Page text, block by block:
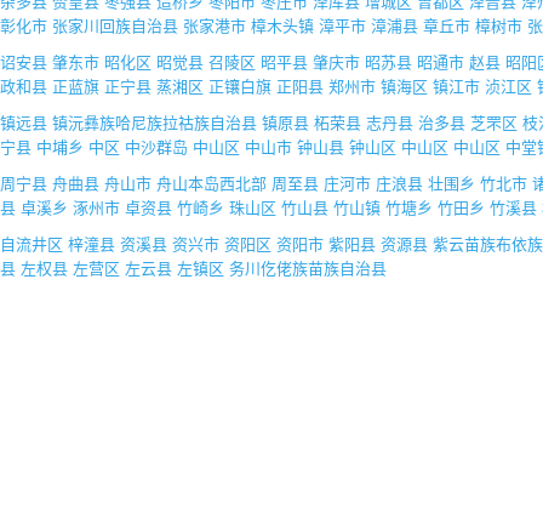
彰化市 张家川回族自治县 张家港市 樟木头镇 漳平市 漳浦县 章丘市 樟树市
诏安县 肇东市 昭化区 昭觉县 召陵区 昭平县 肇庆市 昭苏县 昭通市 赵县 昭阳
政和县 正蓝旗 正宁县 蒸湘区 正镶白旗 正阳县 郑州市 镇海区 镇江市 浈江区
镇远县 镇沅彝族哈尼族拉祜族自治县 镇原县 柘荣县 志丹县 治多县 芝罘区 枝
宁县 中埔乡 中区 中沙群岛 中山区 中山市 钟山县 钟山区 中山区 中山区 中堂
周宁县 舟曲县 舟山市 舟山本岛西北部 周至县 庄河市 庄浪县 壮围乡 竹北市
县 卓溪乡 涿州市 卓资县 竹崎乡 珠山区 竹山县 竹山镇 竹塘乡 竹田乡 竹溪县
自流井区 梓潼县 资溪县 资兴市 资阳区 资阳市 紫阳县 资源县 紫云苗族布依
县 左权县 左营区 左云县 左镇区 务川仡佬族苗族自治县